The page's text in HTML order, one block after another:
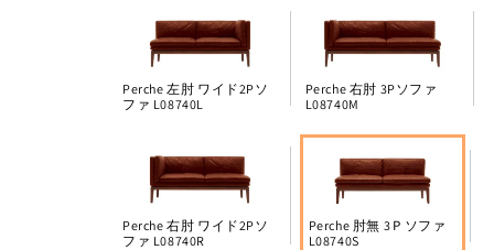
Perche 左肘 ワイド2Pソ
ファ L08740L
Perche 右肘 3Pソファ
L08740M
Perche 右肘 ワイド2Pソ
ファ L08740R
Perche 肘無 3Ｐソファ
L08740S